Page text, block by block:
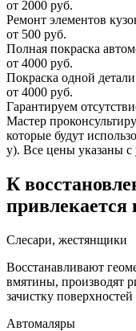
от 2000 руб.
Ремонт элементов
от 500 руб.
Полная покраска
от 4000 руб.
Покраска одной детали
от 4000 руб.
Гарантируем
Мастер
которые будут
у). Все цены указаны с
К
привлекается
Слесари, жестянщики
Восстанавливают
вмятины, производят
зачистку
Автомаляры